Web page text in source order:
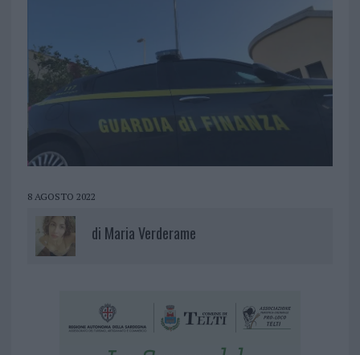
8 AGOSTO 2022
di Maria Verderame